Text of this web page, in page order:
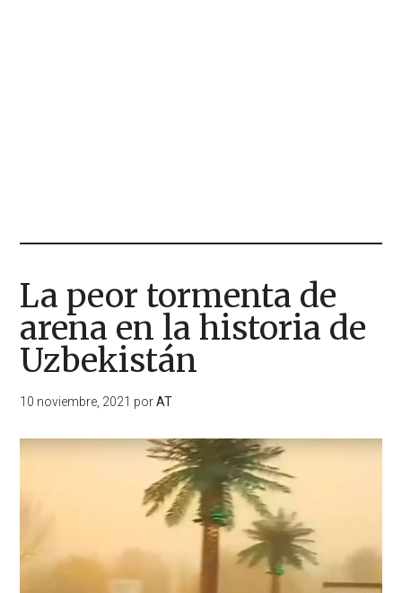
La peor tormenta de
arena en la historia de
Uzbekistán
10 noviembre, 2021 porAT